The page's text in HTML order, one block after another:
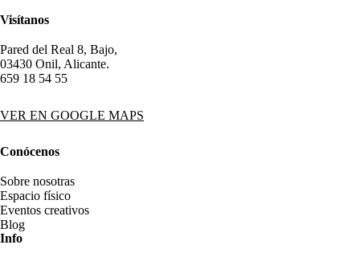
Visítanos
Pared del Real 8, Bajo,
03430 Onil, Alicante.
659 18 54 55
VER EN GOOGLE MAPS
Conócenos
Sobre nosotras
Espacio físico
Eventos creativos
Blog
Info